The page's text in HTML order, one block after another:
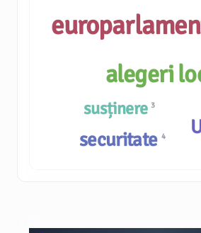
susținere 3
securitate 4
alegeri